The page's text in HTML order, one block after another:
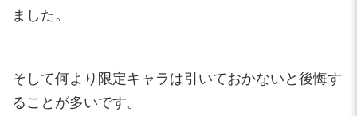
ました。
そして何より限定キャラは引いておかないと後悔す
ることが多いです。